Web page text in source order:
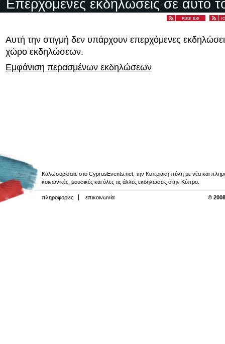
Επερχόμενες εκδηλώσεις σε αυτό
Αυτή την στιγμή δεν υπάρχουν επερχόμενες
χώρο εκδηλώσεων.
Εμφάνιση περασμένων εκδηλώσεων
Καλωσορίσατε στο CyprusEvents.net, την Κυπριακή πύλη με νέα και
κοινωνικές, μουσικές και όλες τις άλλες εκδηλώσεις στην Κύπρο.
πληροφορίες επικοινωνία ©